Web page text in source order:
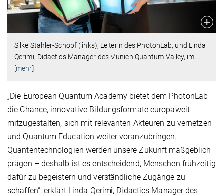
Silke Stähler-Schöpf (links), Leiterin des PhotonLab, und Linda
Qerimi, Didactics Manager des Munich Quantum Valley, im
[mehr]
„Die European Quantum Academy bietet dem PhotonLab
die Chance, innovative Bildungsformate europaweit
mitzugestalten, sich mit relevanten Akteuren zu vernetzen
und Quantum Education weiter voranzubringen.
Quantentechnologien werden unsere Zukunft maßgeblich
prägen – deshalb ist es entscheidend, Menschen frühzeitig
dafür zu begeistern und verständliche Zugänge zu
schaffen“, erklärt Linda Qerimi, Didactics Manager des